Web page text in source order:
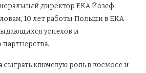
директор ЕКА Йозеф
10 лет работы Польши в ЕКА
успехов и
сыграть ключевую роль в космосе и